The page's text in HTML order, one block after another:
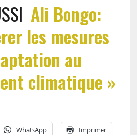
Ali Bongo:
les mesures
au
climatique »
WhatsApp Imprimer